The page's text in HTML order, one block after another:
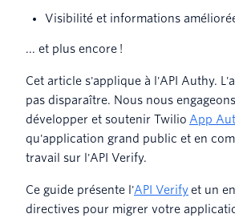
Visibilité et informations
... et plus encore !
Cet article s'applique à l'API Authy.
pas disparaître. Nous nous
développer et soutenir Twilio App
qu'application grand public et en
travail sur l'API Verify.
Ce guide présente l'API Verifyet un
directives pour migrer votre